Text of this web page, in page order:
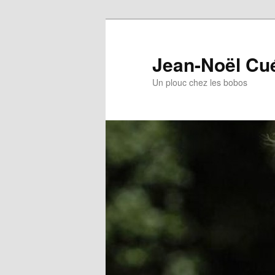
Jean-Noël
Un plouc chez les bobos